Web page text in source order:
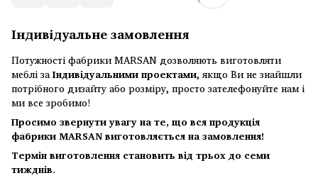
Індивідуальне замовлення
Потужності фабрики MARSAN дозволяють виготовляти
меблі заІндивідуальними проектами, якщо Ви не знайшли
потрібного дизайту або розміру, просто зателефонуйте нам і
ми все зробимо!
Просимо звернути увагу на те, що вся продукція
фабрики MARSAN виготовляється на замовлення!
Термін виготовлення становить від трьох до семи
тижднів.